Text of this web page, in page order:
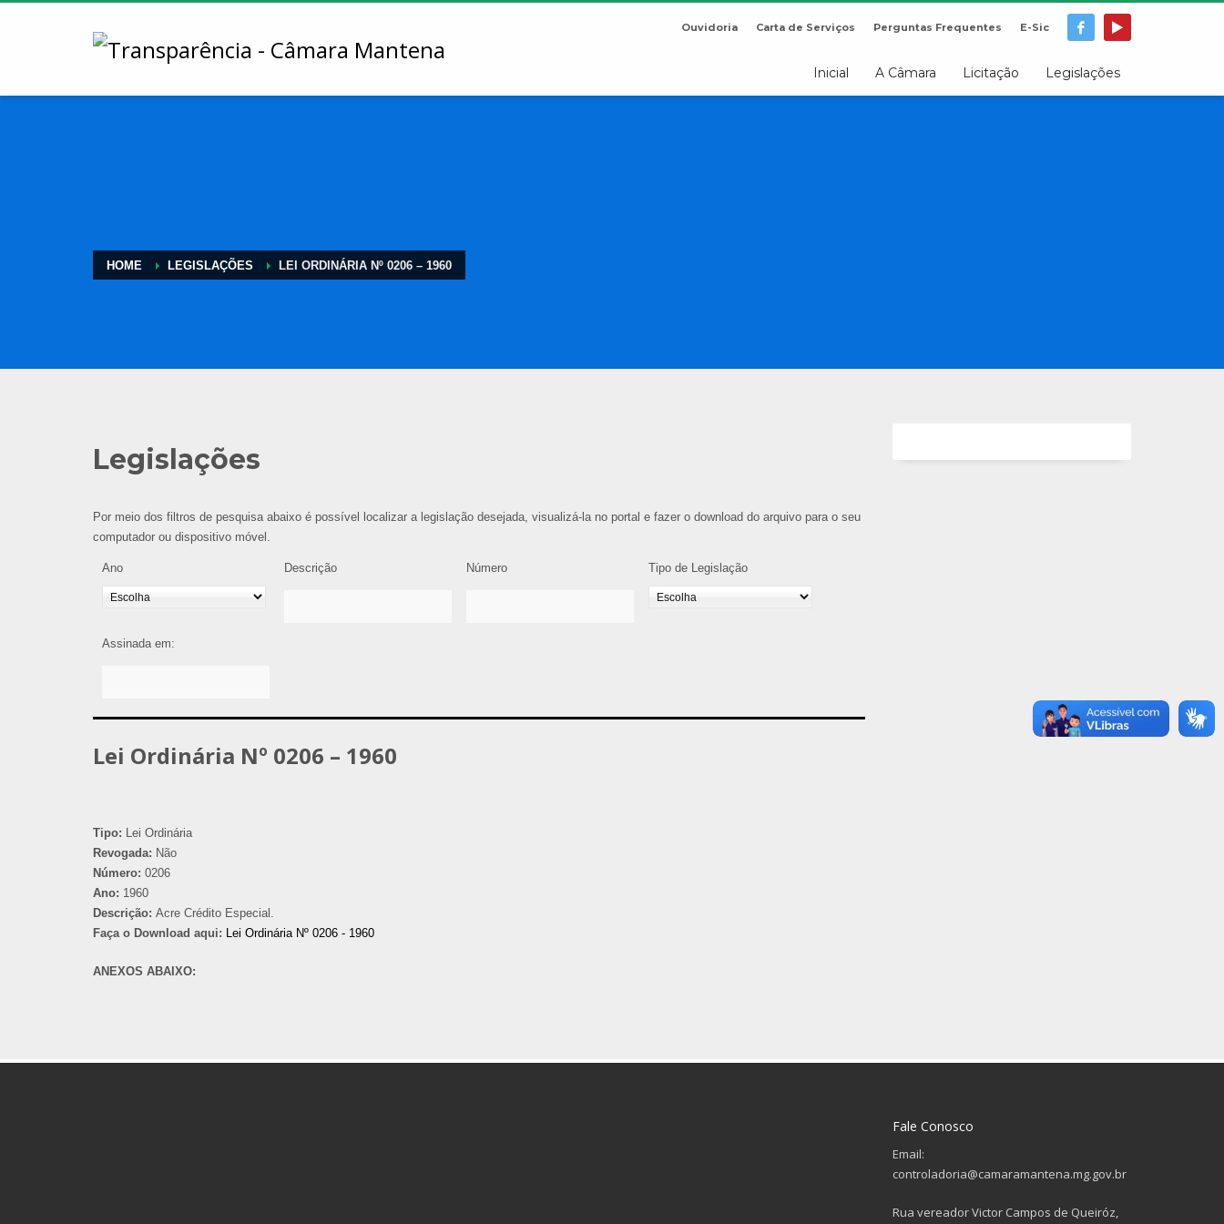
Ouvidoria Carta de Serviços Perguntas Frequentes E-Sic
Inicial A Câmara Licitação Legislações
HOME LEGISLAÇÕES LEI ORDINÁRIA Nº 0206 – 1960
Legislações
Por meio dos filtros de pesquisa abaixo é possível localizar a legislação desejada, visualizá-la no portal e fazer o download do arquivo para o seu
computador ou dispositivo móvel.
Ano Descrição Número Tipo de Legislação
Assinada em:
Lei Ordinária Nº 0206 – 1960
Tipo: Lei Ordinária
Revogada: Não
Número: 0206
Ano: 1960
Descrição: Acre Crédito Especial.
Faça o Download aqui: Lei Ordinária Nº 0206 - 1960
ANEXOS ABAIXO:
Fale Conosco
Email:
controladoria@camaramantena.mg.gov.br
Rua vereador Victor Campos de Queiróz,